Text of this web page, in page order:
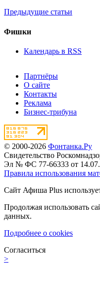
Предыдущие статьи
Фишки
Календарь в RSS
Партнёры
О сайте
Контакты
Реклама
Бизнес-трибуна
© 2000-2026 Фонтанка.Ру
Свидетельство
Эл № ФС 77-66333 от
Правила использования
Сайт Афиша Plus
Продолжая использовать
данных.
Подробнее о cookies
Согласиться
>